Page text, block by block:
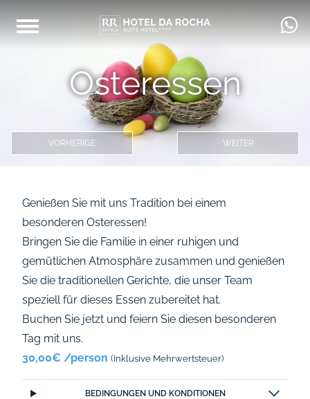
Osteressen
VORHERIGE WEITER
Genießen Sie mit uns Tradition bei einem
besonderen Osteressen!
Bringen Sie die Familie in einer ruhigen und
gemütlichen Atmosphäre zusammen und genießen
Sie die traditionellen Gerichte, die unser Team
speziell für dieses Essen zubereitet hat.
Buchen Sie jetzt und feiern Sie diesen besonderen
Tag mit uns.
30,00€ /person (Inklusive Mehrwertsteuer)
BEDINGUNGEN UND KONDITIONEN